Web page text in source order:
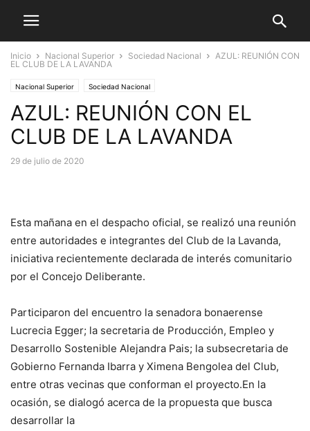
Inicio Nacional Superior Sociedad Nacional
AZUL: REUNIÓN CON
EL CLUB DE LA LAVANDA
Nacional Superior Sociedad Nacional
AZUL: REUNIÓN CON EL
CLUB DE LA LAVANDA
29 de julio de 2020
Esta mañana en el despacho oficial, se realizó una reunión
entre autoridades e integrantes del Club de la Lavanda,
iniciativa recientemente declarada de interés comunitario
por el Concejo Deliberante.
Participaron del encuentro la senadora bonaerense
Lucrecia Egger; la secretaria de Producción, Empleo y
Desarrollo Sostenible Alejandra Pais; la subsecretaria de
Gobierno Fernanda Ibarra y Ximena Bengolea del Club,
entre otras vecinas que conforman el proyecto.En la
ocasión, se dialogó acerca de la propuesta que busca
desarrollar la